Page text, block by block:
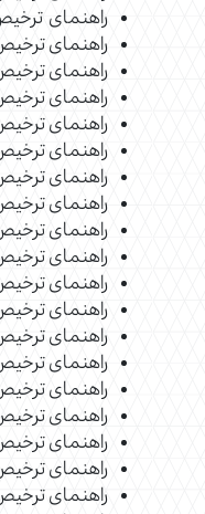
راهنمای
راهنمای
راهنمای ترخیص
راهنمای ترخیص
راهنمای
راهنمای
راهنمای
راهنمای ترخیص
راهنمای ترخیص
راهنمای
راهنمای
راهنمای ترخیص
راهنمای ترخیص
راهنمای ترخیص
راهنمای ترخیص
راهنمای ترخیص
راهنمای ترخیص
راهنمای ترخیص
راهنمای ترخیص